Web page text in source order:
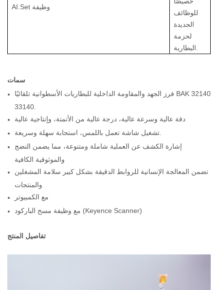
AI.Set وظيفة
للوظائف
الجديدة
لحزمة
سمات
فرز الجهد والمقاومة الداخلية للبطاريات الأسطوانية تلقائيًا BAK 32140
33140.
دقة عالية وسرعة عالية، درجة عالية من الأتمتة، وإنتاجية عالية
إشارة الكشف عن العملية شاملة ومتنوعة، مما يضمن النضج
والموثوقية الكافية
تضمن المعالجة الإنسانية للروابط الدقيقة بشكل كبير سلامة المشغلين
والمنتجات
مع الكمبيوتر
مع وظيفة مسح الباركود (Keyence Scanner)
تفاصيل المنتج